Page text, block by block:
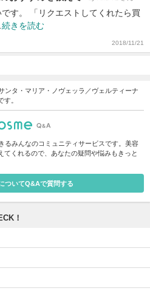
す。 「リクエストしてくれたら買
続きを読む
2018/11/21
ンタ・マリア・ノヴェッラ／ヴェルティーナ
。
るみんなのコミュニティサービスです。美容
くれるので、あなたの疑問や悩みもきっと
ついてQ&Aで質問する
！